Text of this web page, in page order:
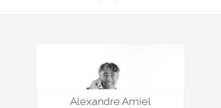
Alexandre Amiel